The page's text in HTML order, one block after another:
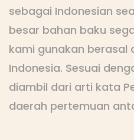
sebagai Indonesian
besar bahan baku
kami gunakan berasal
Indonesia. Sesuai
diambil dari arti kata
daerah pertemuan